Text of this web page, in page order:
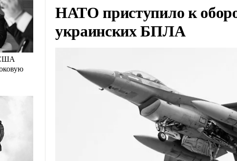
НАТО приступило к
украинских БПЛА